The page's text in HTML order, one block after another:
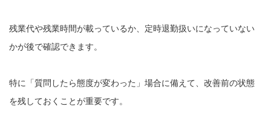
残業代や残業時間が載っているか、定時退勤扱いになっていない
かが後で確認できます。
特に「質問したら態度が変わった」場合に備えて、改善前の状態
を残しておくことが重要です。